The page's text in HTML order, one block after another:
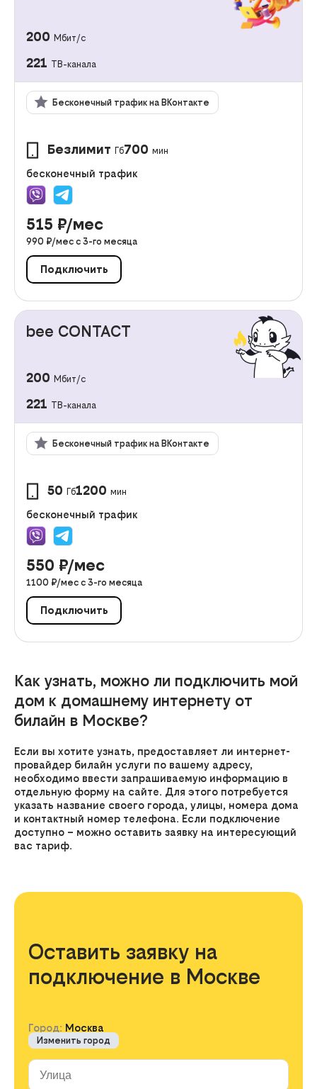
200 Мбит/с
221 ТВ-канала
Бесконечный трафик на ВКонтакте
Безлимит Гб700 мин
бесконечный трафик
515 ₽/мес
990 ₽/мес с 3-го месяца
Подключить
bee CONTACT
200 Мбит/с
221 ТВ-канала
Бесконечный трафик на ВКонтакте
50 Гб1200 мин
бесконечный трафик
550 ₽/мес
1100 ₽/мес с 3-го месяца
Подключить
Как узнать, можно ли подключить мой
дом к домашнему интернету от
билайн в Москве?
Если вы хотите узнать, предоставляет ли интернет-
провайдер билайн услуги по вашему адресу,
необходимо ввести запрашиваемую информацию в
отдельную форму на сайте. Для этого потребуется
указать название своего города, улицы, номера дома
и контактный номер телефона. Если подключение
доступно – можно оставить заявку на интересующий
вас тариф.
Оставить заявку на
подключение в Москве
Город: Москва
Изменить город